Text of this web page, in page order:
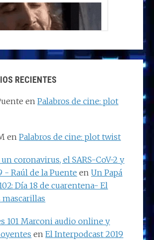
RECIENTES
enPalabros de cine: plot
enPalabros de cine: plot twist
coronavirus, el SARS-CoV-2 y
- Raúl de la Puente enUn Papá
Día 18 de cuarentena- El
mascarillas
101 Marconi audio online y
enEl Interpodcast 2019